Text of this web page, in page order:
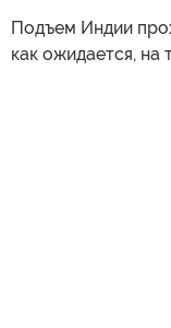
Подъем Индии
как ожидается, на